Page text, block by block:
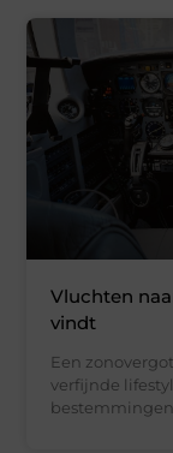
Vluchten
vindt
Een
verfijnde